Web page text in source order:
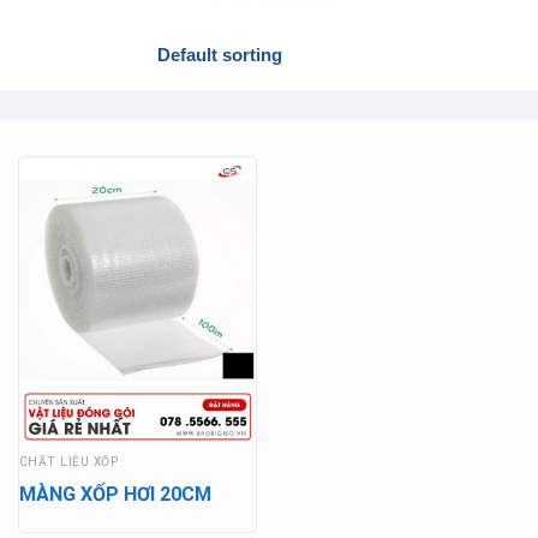
CHẤT LIỆU XỐP
MÀNG XỐP HƠI 20CM